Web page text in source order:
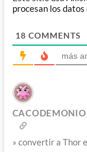
procesan los
18 COMMENTS
más
CACODEMONIO
» convertir a Thor